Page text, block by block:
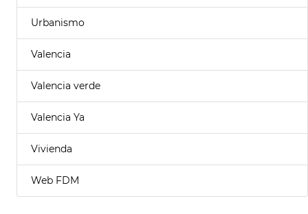
Urbanismo
Valencia
Valencia verde
Valencia Ya
Vivienda
Web FDM